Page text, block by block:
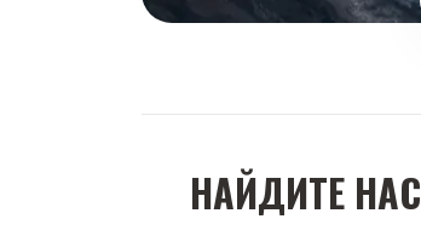
НАЙДИТЕ НАС